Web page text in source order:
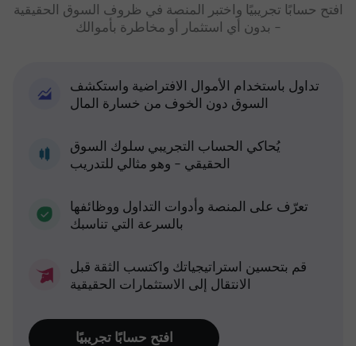
افتح حسابًا تجريبيًا واختبر المنصة في ظروف السوق الحقيقية
- بدون أي استثمار أو مخاطرة بأموالك
تداول باستخدام الأموال الافتراضية واستكشف
السوق دون الخوف من خسارة المال
يُحاكي الحساب التجريبي سلوك السوق
الحقيقي - وهو مثالي للتدريب
تعرّف على المنصة وأدوات التداول ووظائفها
بالسرعة التي تناسبك
قم بتحسين استراتيجياتك واكتسب الثقة قبل
الانتقال إلى الاستثمارات الحقيقية
افتح حسابًا تجريبيًا